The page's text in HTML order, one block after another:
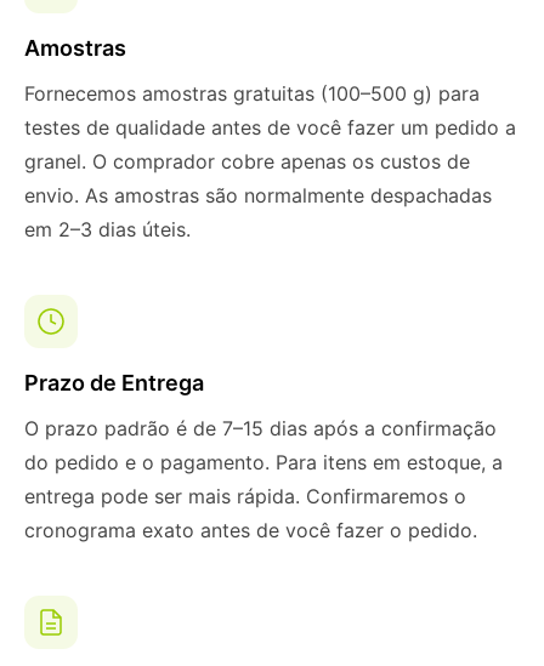
Amostras
Fornecemos amostras gratuitas (100–500 g) para
testes de qualidade antes de você fazer um pedido a
granel. O comprador cobre apenas os custos de
envio. As amostras são normalmente despachadas
em 2–3 dias úteis.
Prazo de Entrega
O prazo padrão é de 7–15 dias após a confirmação
do pedido e o pagamento. Para itens em estoque, a
entrega pode ser mais rápida. Confirmaremos o
cronograma exato antes de você fazer o pedido.